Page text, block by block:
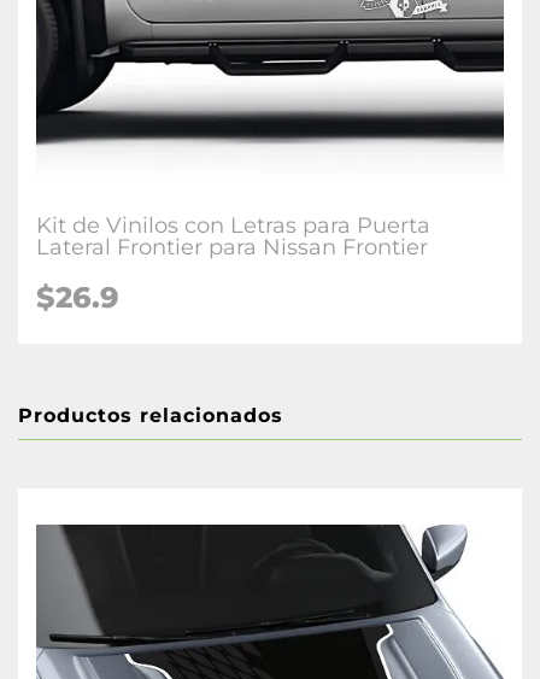
Kit de Vinilos con Letras para Puerta
Lateral Frontier para Nissan Frontier
$26.9
Productos relacionados